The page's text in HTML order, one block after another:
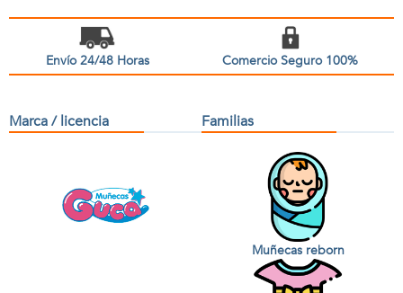
Envío 24/48 Horas Comercio Seguro 100%
Marca / licencia Familias
Muñecas reborn